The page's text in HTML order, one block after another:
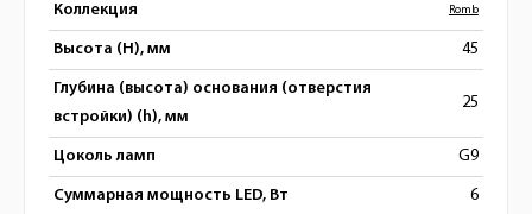
Коллекция Romb
Высота (H), мм 45
Глубина (высота) основания (отверстия
встройки) (h), мм
25
Цоколь ламп G9
Суммарная мощность LED, Вт 6